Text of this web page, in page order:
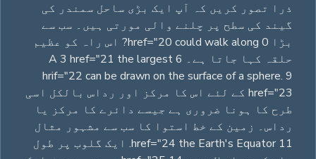
ذرا تصور کریں کہ آپ ایک بڑی ساحل سمندر کی
گیند کی سطح پر چلنے والی مورتی ہیں۔ سب سے
بڑا 0 href="20 could walk along? اس راہ کو عظیم
حلقہ کہا جاتا ہے۔ A 3 href="21 the largest 6
hrif="22 can be drawn on the surface of a sphere. 9
href="23 کے لئے اس کا مرکز اور رداس بالکل اسی
طرح کا ہونا ضروری ہے جیسے دائرے کا مرکز یا
رداس۔ زمین کے خط استوا کا سب سے مشہور مثال
11 href="24 the Earth's Equator. ایک گلوب پر طول